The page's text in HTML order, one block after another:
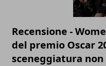
Recensione -
del premio Oscar
sceneggiatura